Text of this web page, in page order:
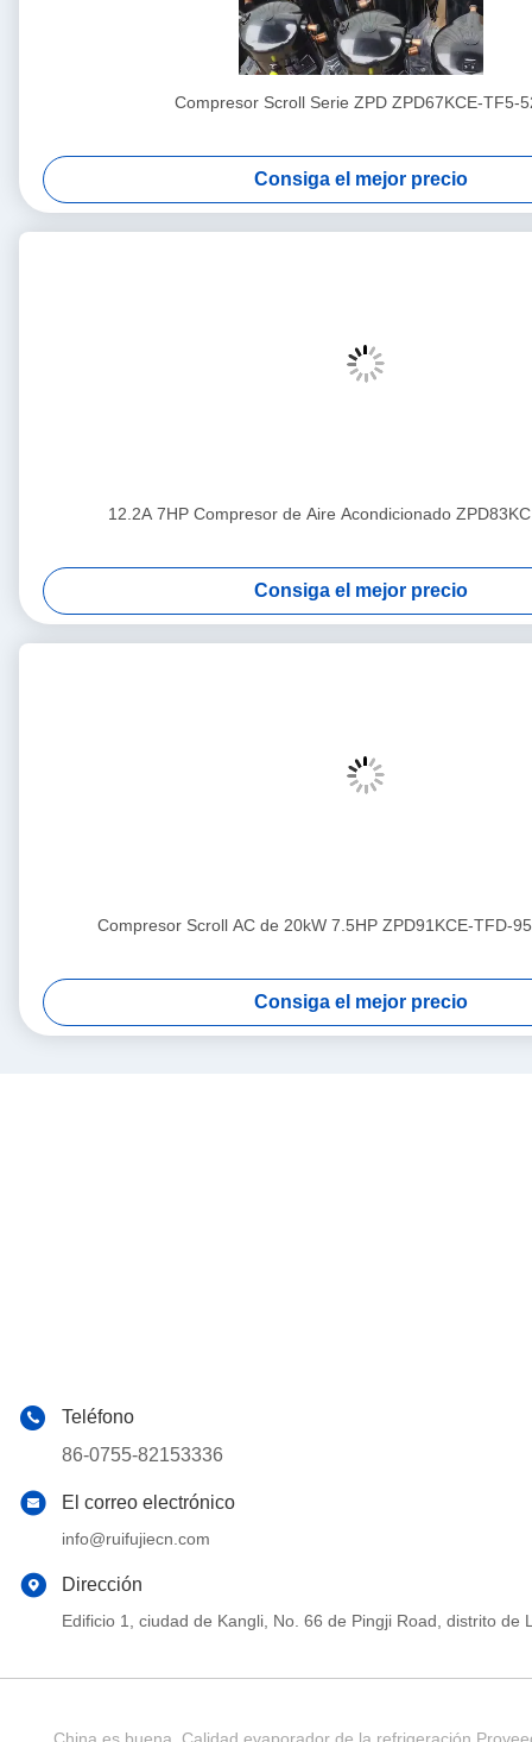
Compresor Scroll Serie ZPD ZPD67KCE-TF5-
Consiga el mejor precio
12.2A 7HP Compresor de Aire Acondicionado
Consiga el mejor precio
Compresor Scroll AC de 20kW 7.5HP ZPD91KCE-TFD-
Consiga el mejor precio
Teléfono
86-0755-82153336
El correo electrónico
info@ruifujiecn.com
Dirección
Edificio 1, ciudad de Kangli, No. 66 de Pingji Road, distrito